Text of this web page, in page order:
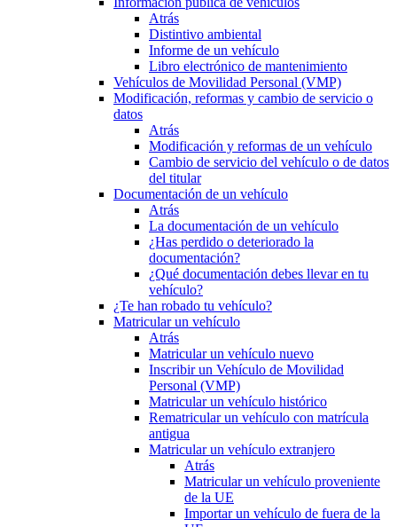
Atrás
Distintivo ambiental
Informe de un vehículo
Libro electrónico de mantenimiento
Vehículos de Movilidad Personal (VMP)
Modificación, reformas y cambio de servicio o
datos
Atrás
Modificación y reformas de un vehículo
Cambio de servicio del vehículo o de datos
del titular
Documentación de un vehículo
Atrás
La documentación de un vehículo
¿Has perdido o deteriorado la
documentación?
¿Qué documentación debes llevar en tu
vehículo?
¿Te han robado tu vehículo?
Matricular un vehículo
Atrás
Matricular un vehículo nuevo
Inscribir un Vehículo de Movilidad
Personal (VMP)
Matricular un vehículo histórico
Rematricular un vehículo con matrícula
antigua
Matricular un vehículo extranjero
Atrás
Matricular un vehículo proveniente
de la UE
Importar un vehículo de fuera de la